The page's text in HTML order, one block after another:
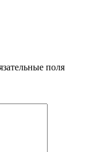
поля